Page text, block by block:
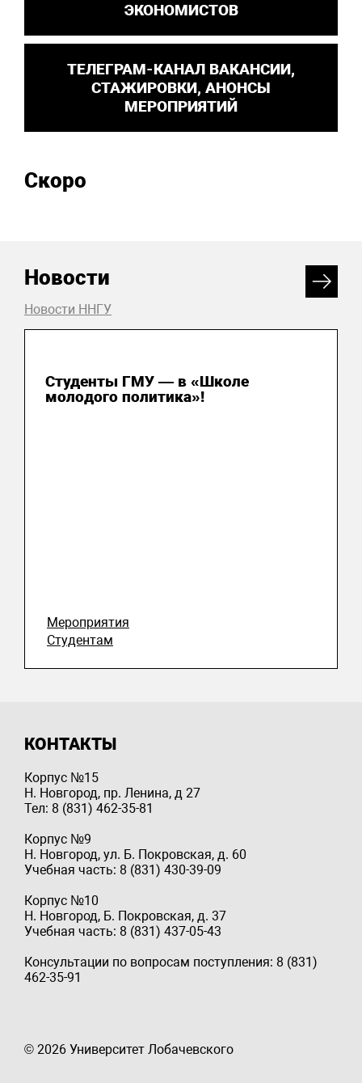
ЭКОНОМИСТОВ
ТЕЛЕГРАМ-КАНАЛ ВАКАНСИИ,
СТАЖИРОВКИ, АНОНСЫ
МЕРОПРИЯТИЙ
Скоро
Новости
Новости ННГУ
Студенты ГМУ — в «Школе
молодого политика»!
Мероприятия
Студентам
КОНТАКТЫ
Корпус №15
Н. Новгород, пр. Ленина, д 27
Тел: 8 (831) 462-35-81
Корпус №9
Н. Новгород, ул. Б. Покровская, д. 60
Учебная часть: 8 (831) 430-39-09
Корпус №10
Н. Новгород, Б. Покровская, д. 37
Учебная часть: 8 (831) 437-05-43
Консультации по вопросам поступления: 8 (831)
462-35-91
© 2026 Университет Лобачевского